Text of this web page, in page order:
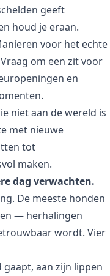
geeft
houd je eraan.
voor het echte
om een zit voor
en
niet aan de wereld is
met nieuwe
tot
maken.
dag verwachten.
De meeste honden
— herhalingen
wordt. Vier
gaapt, aan zijn lippen